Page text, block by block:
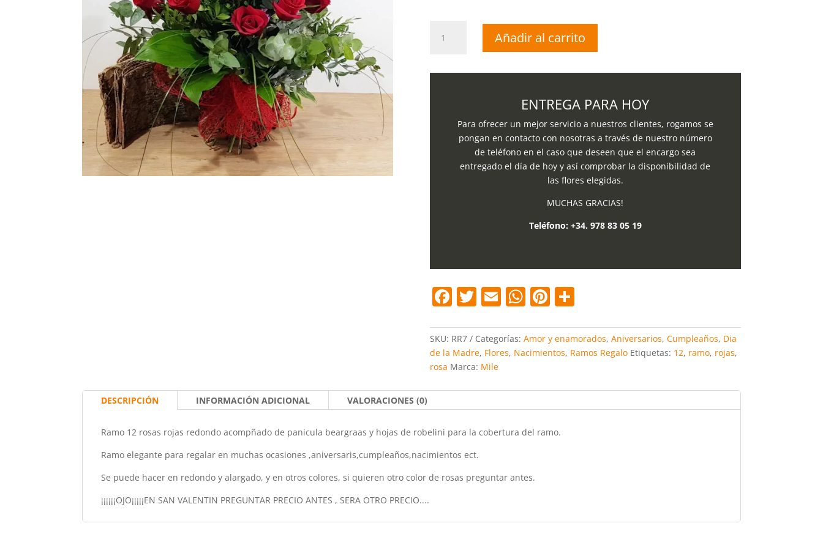
Añadir al carrito
ENTREGA PARA HOY
Para ofrecer un mejor servicio a nuestros clientes, rogamos se
pongan en contacto con nosotras a través de nuestro número
de teléfono en el caso que deseen que el encargo sea
entregado el día de hoy y así comprobar la disponibilidad de
las flores elegidas.
MUCHAS GRACIAS!
Teléfono: +34. 978 83 05 19
F
c
e
b
o
o
k
T
itt
er
E
ai
l
W
at
s
p
p
Pi
er
e
C
m
p
tir
SKU: RR7 Categorías: Amor y enamorados, Aniversarios, Cumpleaños, Dia
de la Madre, Flores, Nacimientos, Ramos Regalo Etiquetas: 12, ramo, rojas,
rosa Marca: Mile
DESCRIPCIÓN INFORMACIÓN ADICIONAL VALORACIONES (0)
Ramo 12 rosas rojas redondo acompñado de panicula beargraas y hojas de robelini para la cobertura del ramo.
Ramo elegante para regalar en muchas ocasiones ,aniversaris,cumpleaños,nacimientos ect.
Se puede hacer en redondo y alargado, y en otros colores, si quieren otro color de rosas preguntar antes.
¡¡¡¡¡¡OJO¡¡¡¡¡EN SAN VALENTIN PREGUNTAR PRECIO ANTES , SERA OTRO PRECIO....